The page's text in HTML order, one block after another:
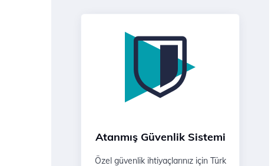
Atanmış Güvenlik Sistemi
Özel güvenlik ihtiyaçlarınız için Türk